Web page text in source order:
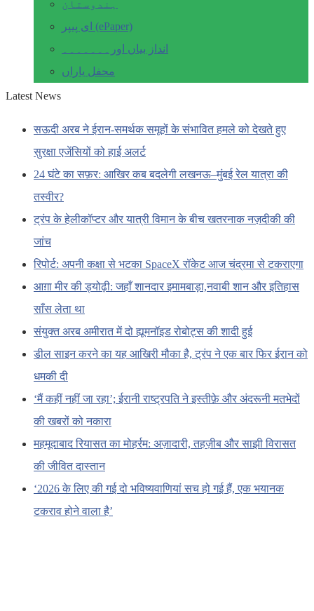
ہندوستان
ای پیپر (ePaper)
انداز بیاں اور۔۔۔۔۔۔۔
محفل یاراں
Latest News
सऊदी अरब ने ईरान-समर्थक समूहों के संभावित हमले को देखते हुए
सुरक्षा एजेंसियों को हाई अलर्ट
24 घंटे का सफ़र: आखिर कब बदलेगी लखनऊ–मुंबई रेल यात्रा की
तस्वीर?
ट्रंप के हेलीकॉप्टर और यात्री विमान के बीच खतरनाक नज़दीकी की
जांच
रिपोर्ट: अपनी कक्षा से भटका SpaceX रॉकेट आज चंद्रमा से टकराएगा
आग़ा मीर की ड्योढ़ी: जहाँ शानदार इमामबाड़ा,नवाबी शान और इतिहास
साँस लेता था
संयुक्त अरब अमीरात में दो ह्यूमनॉइड रोबोट्स की शादी हुई
डील साइन करने का यह आखिरी मौका है, ट्रंप ने एक बार फिर ईरान को
धमकी दी
‘मैं कहीं नहीं जा रहा’; ईरानी राष्ट्रपति ने इस्तीफ़े और अंदरूनी मतभेदों
की खबरों को नकारा
महमूदाबाद रियासत का मोहर्रम: अज़ादारी, तहज़ीब और साझी विरासत
की जीवित दास्तान
‘2026 के लिए की गई दो भविष्यवाणियां सच हो गई हैं, एक भयानक
टकराव होने वाला है’